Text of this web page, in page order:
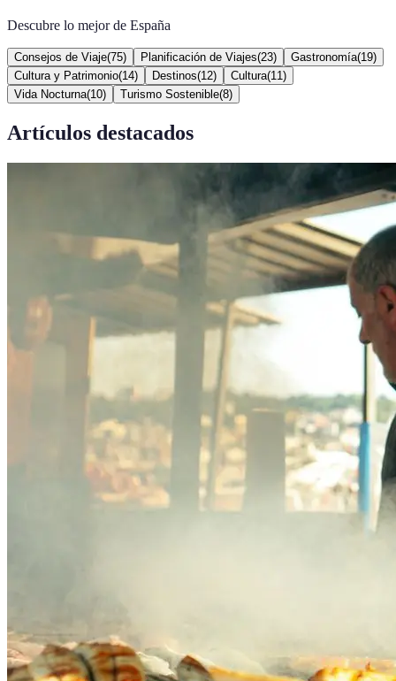
Descubre lo mejor de España
Consejos de Viaje(75) Planificación de Viajes(23) Gastronomía(19)
Cultura y Patrimonio(14) Destinos(12) Cultura(11 )
Vida Nocturna(10) Turismo Sostenible(8)
Artículos destacados